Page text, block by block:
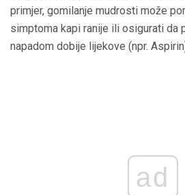
primjer, gomilanje mudrosti može
simptoma kapi ranije ili osigurati da
napadom dobije lijekove (npr.
ad